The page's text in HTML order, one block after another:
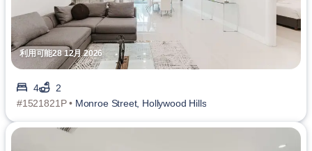
利用可能28 12月 2026
4
2
#1521821P • Monroe Street, Hollywood Hills